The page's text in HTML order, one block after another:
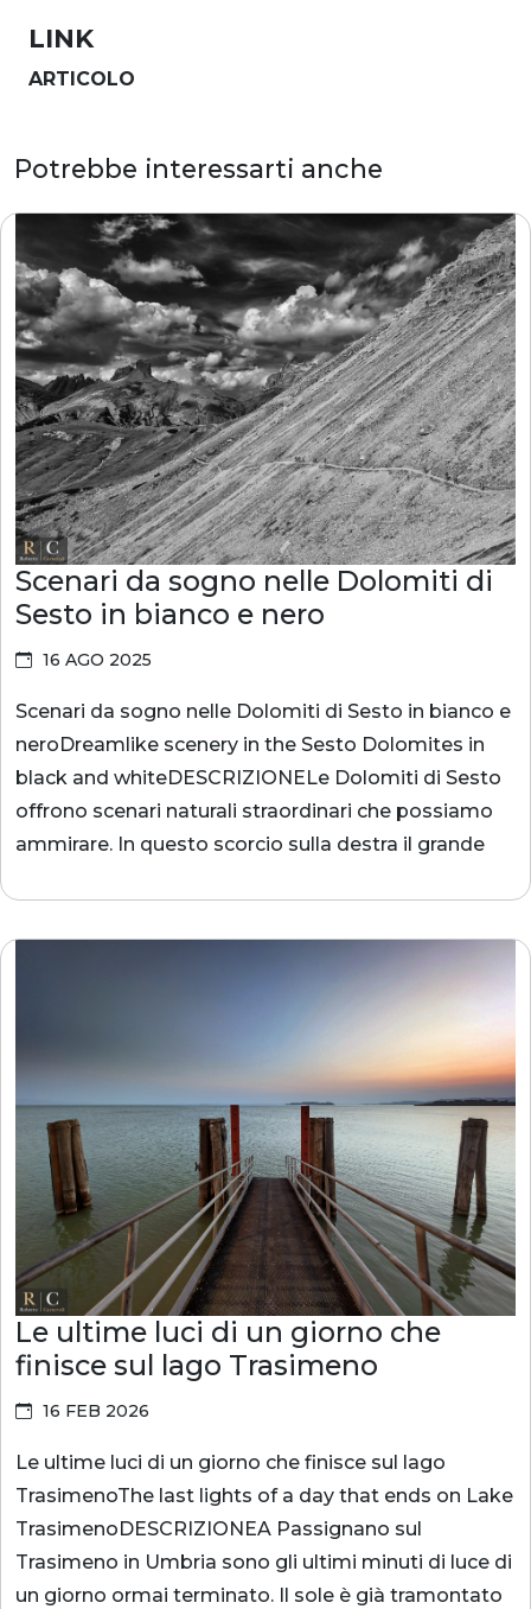
LINK
ARTICOLO
Potrebbe interessarti anche
Scenari da sogno nelle Dolomiti di
Sesto in bianco e nero
16 AGO 2025
Scenari da sogno nelle Dolomiti di Sesto in bianco e
neroDreamlike scenery in the Sesto Dolomites in
black and whiteDESCRIZIONELe Dolomiti di Sesto
offrono scenari naturali straordinari che possiamo
ammirare. In questo scorcio sulla destra il grande
Le ultime luci di un giorno che
finisce sul lago Trasimeno
16 FEB 2026
Le ultime luci di un giorno che finisce sul lago
TrasimenoThe last lights of a day that ends on Lake
TrasimenoDESCRIZIONEA Passignano sul
Trasimeno in Umbria sono gli ultimi minuti di luce di
un giorno ormai terminato. Il sole è già tramontato